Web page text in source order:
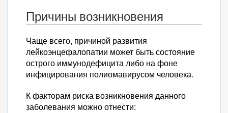
Причины возникновения
Чаще всего, причиной развития
лейкоэнцефалопатии может быть состояние
острого иммунодефицита либо на фоне
инфицирования полиомавирусом человека.
К факторам риска возникновения данного
заболевания можно отнести: